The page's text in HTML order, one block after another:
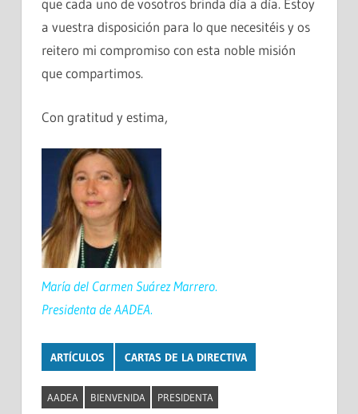
que cada uno de vosotros brinda día a día. Estoy
a vuestra disposición para lo que necesitéis y os
reitero mi compromiso con esta noble misión
que compartimos.
Con gratitud y estima,
María del Carmen Suárez Marrero.
Presidenta de AADEA.
ARTÍCULOS CARTAS DE LA DIRECTIVA
AADEA BIENVENIDA PRESIDENTA